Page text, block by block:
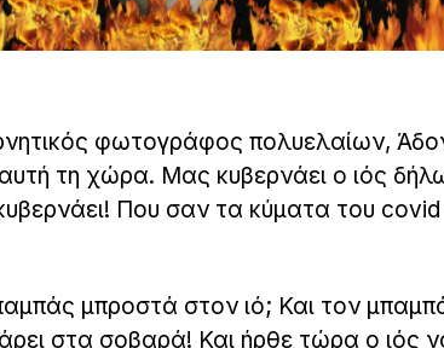
φωτογράφος πολυελαίων,
τη χώρα. Μας κυβερνάει ο ιός
Που σαν τα κύματα του covid
μπροστά στον ιό; Και τον
στα σοβαρά! Και ήρθε τώρα ο ιός